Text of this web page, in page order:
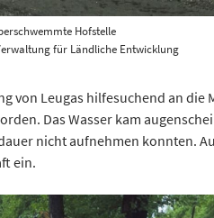
Hofstelle
für Ländliche Entwicklung
von Leugas hilfesuchend an
Das Wasser kam
nicht aufnehmen konnten.
ein.